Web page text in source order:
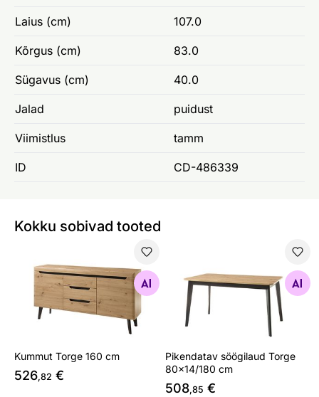
Laius (cm) 107.0
Kõrgus (cm) 83.0
Sügavus (cm) 40.0
Jalad puidust
Viimistlus tamm
ID CD-486339
Kokku sobivad tooted
Kummut Torge 160 cm
Otsi sarnaseid
Kummut Torge 160 cm
526,82 €
Otsi sarnaseid
Pikendatav söögilaud Torge
80x14/180 cm
508,85 €